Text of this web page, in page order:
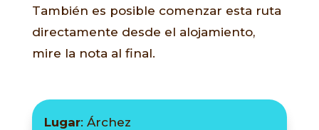
También es posible comenzar esta ruta
directamente desde el alojamiento,
mire la nota al final.
Lugar: Árchez